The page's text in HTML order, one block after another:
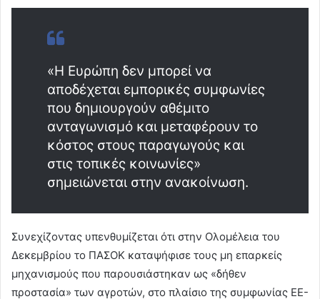
«Η Ευρώπη δεν μπορεί να
αποδέχεται εμπορικές συμφωνίες
που δημιουργούν αθέμιτο
ανταγωνισμό και μεταφέρουν το
κόστος στους παραγωγούς και
στις τοπικές κοινωνίες»
σημειώνεται στην ανακοίνωση.
Συνεχίζοντας υπενθυμίζεται ότι στην Ολομέλεια του
Δεκεμβρίου το ΠΑΣΟΚ καταψήφισε τους μη επαρκείς
μηχανισμούς που παρουσιάστηκαν ως «δήθεν
προστασία» των αγροτών, στο πλαίσιο της συμφωνίας ΕΕ-